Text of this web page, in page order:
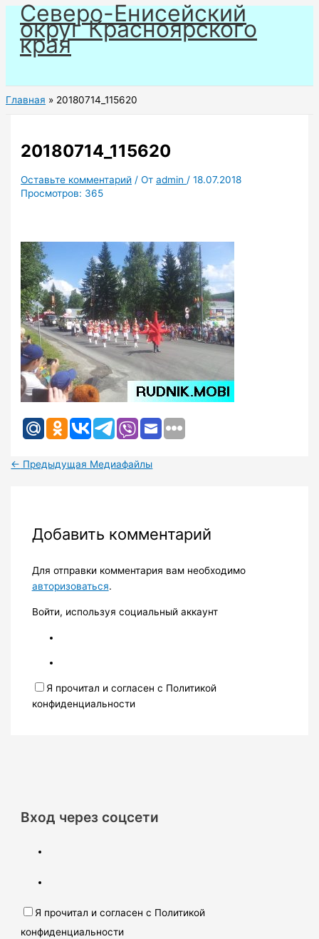
Перейти
содержимому
Северо-Енисейский
округ Красноярского
края
Главная 20180714_115620
20180714_115620
Оставьте комментарий / Отadmin /18.07.2018
Просмотров: 365
← Предыдущая Медиафайлы
Добавить комментарий
Для отправки комментария вам необходимо
авторизоваться.
Войти, используя социальный аккаунт
Я прочитал и согласен с Политикой
конфиденциальности
Вход через соцсети
Я прочитал и согласен с Политикой
конфиденциальности